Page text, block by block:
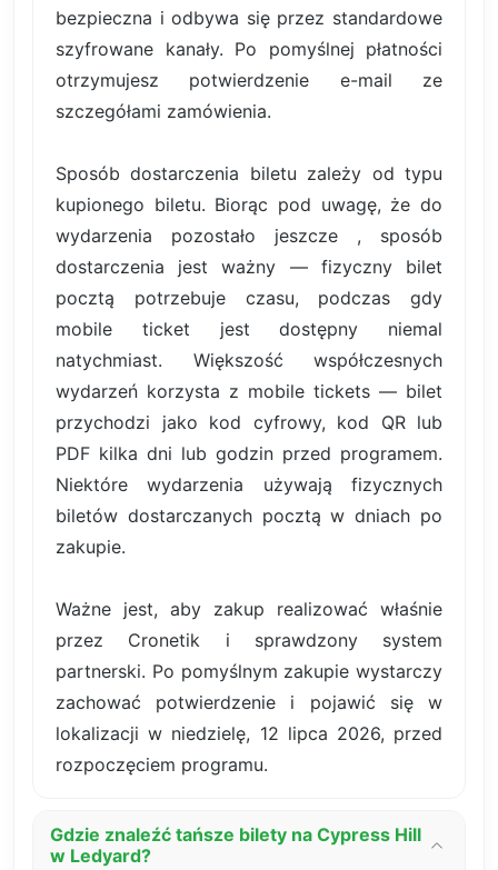
bezpieczna i odbywa się przez standardowe
szyfrowane kanały. Po pomyślnej płatności
otrzymujesz potwierdzenie e-mail ze
szczegółami zamówienia.
Sposób dostarczenia biletu zależy od typu
kupionego biletu. Biorąc pod uwagę, że do
wydarzenia pozostało jeszcze , sposób
dostarczenia jest ważny — fizyczny bilet
pocztą potrzebuje czasu, podczas gdy
mobile ticket jest dostępny niemal
natychmiast. Większość współczesnych
wydarzeń korzysta z mobile tickets — bilet
przychodzi jako kod cyfrowy, kod QR lub
PDF kilka dni lub godzin przed programem.
Niektóre wydarzenia używają fizycznych
biletów dostarczanych pocztą w dniach po
zakupie.
Ważne jest, aby zakup realizować właśnie
przez Cronetik i sprawdzony system
partnerski. Po pomyślnym zakupie wystarczy
zachować potwierdzenie i pojawić się w
lokalizacji w niedzielę, 12 lipca 2026, przed
rozpoczęciem programu.
Gdzie znaleźć tańsze bilety na Cypress Hill
w Ledyard?